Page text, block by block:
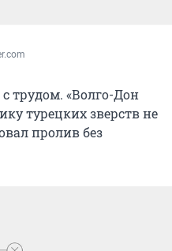
трудом. «Волго-Дон
турецких зверств не
пролив без